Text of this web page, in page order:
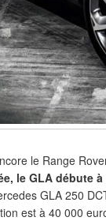
le Range
le GLA débute à
GLA 250
est à 40 000